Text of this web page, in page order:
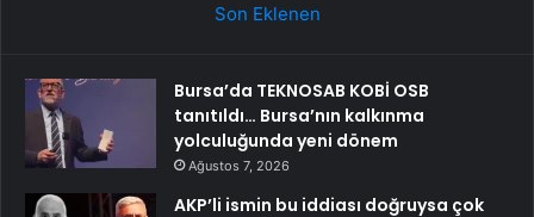
Son Eklenen
Bursa’da TEKNOSAB KOBİ OSB
tanıtıldı… Bursa’nın kalkınma
yolculuğunda yeni dönem
Ağustos 7, 2026
AKP’li ismin bu iddiası doğruysa çok